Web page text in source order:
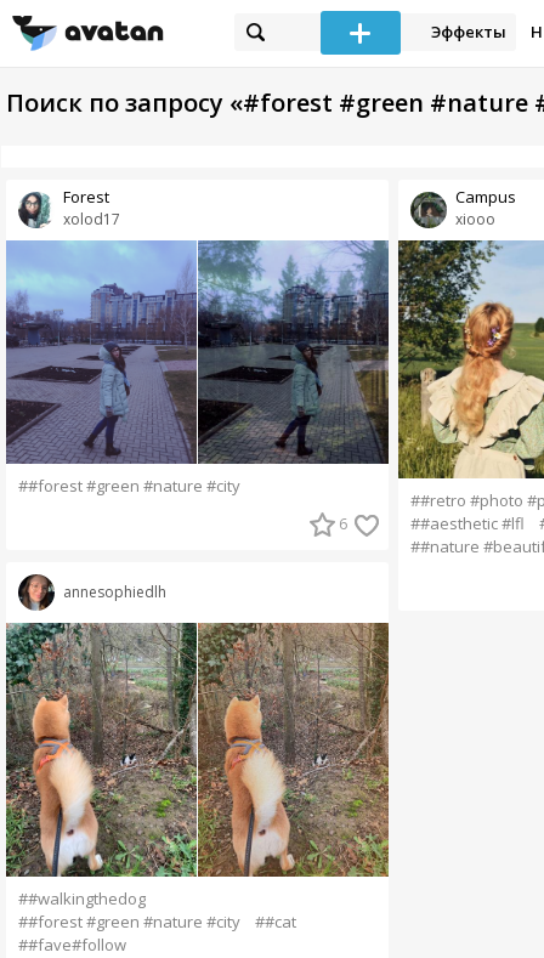
Эффекты
Поиск по запросу «#forest #green #nature
xolod17
Forest
##forest #green #nature #city
6
annesophiedlh
##walkingthedog
##forest #green #nature #city
##cat
##fave#follow
xiooo
Campus
##retro #photo
##aesthetic #lfl
##nature